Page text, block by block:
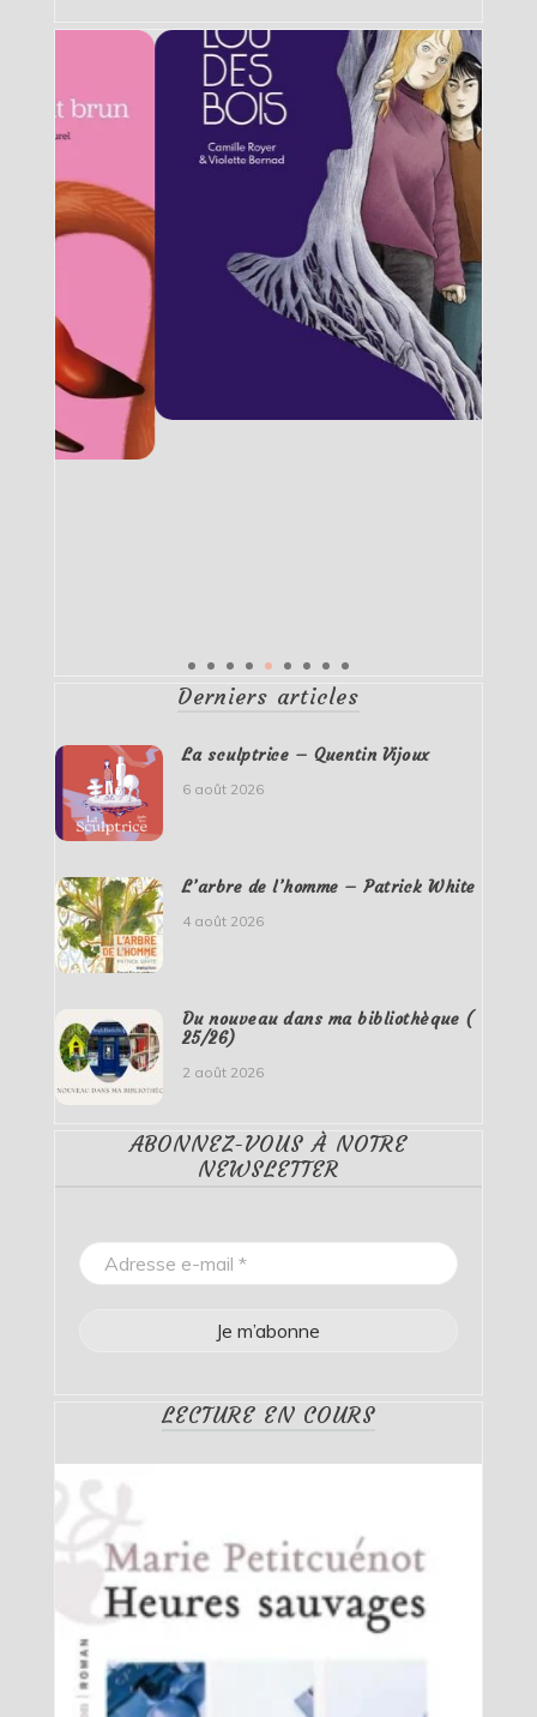
Derniers articles
La sculptrice – Quentin Vijoux
6 août 2026
L’arbre de l’homme – Patrick White
4 août 2026
Du nouveau dans ma bibliothèque (
25/26)
2 août 2026
ABONNEZ-VOUS À NOTRE
NEWSLETTER
LECTURE EN COURS